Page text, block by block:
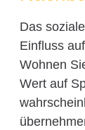
Das
Einfluss
Wohnen
Wert auf